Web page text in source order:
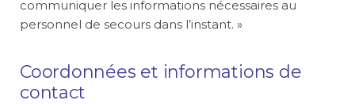
communiquer les informations nécessaires au
personnel de secours dans l’instant. »
Coordonnées et informations de
contact